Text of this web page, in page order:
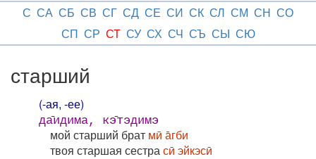
С СА СБ СВ СГ СД СЕ СИ СК СЛ СМ СН СО
СП СР СТ СУ СХ СЧ СЪ СЫ СЮ
старший
(-ая, -ее)
да̄идима, кэ̄тэдимэ
мой старший брат мӣ а̄гби
твоя старшая сестрасӣ эйкэсӣ